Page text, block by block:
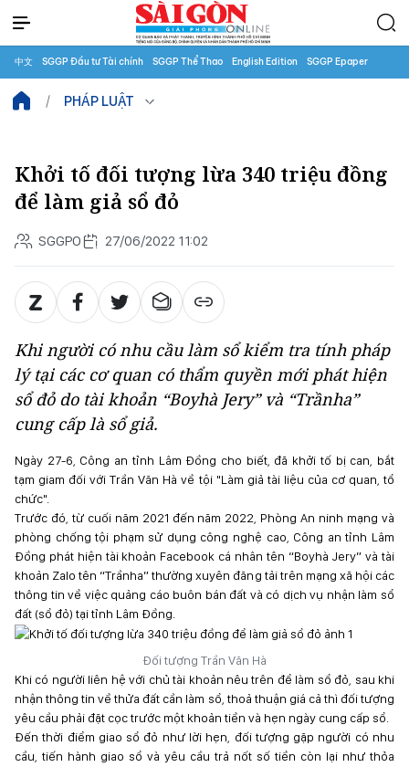
中文 SGGP Đầu tư Tài chính SGGP Thể Thao English Edition SGGP Epaper
PHÁP LUẬT
Khởi tố đối tượng lừa 340 triệu đồng
để làm giả sổ đỏ
SGGPO 27/06/2022 11:02
Khi người có nhu cầu làm sổ kiểm tra tính pháp
lý tại các cơ quan có thẩm quyền mới phát hiện
sổ đỏ do tài khoản “Boyhà Jery” và “Trầnha”
cung cấp là sổ giả.
Ngày 27-6, Công an tỉnh Lâm Đồng cho biết, đã khởi tố bị can, bắt
tạm giam đối với Trần Văn Hà về tội "Làm giả tài liệu của cơ quan, tổ
chức".
Trước đó, từ cuối năm 2021 đến năm 2022, Phòng An ninh mạng và
phòng chống tội phạm sử dụng công nghệ cao, Công an tỉnh Lâm
Đồng phát hiện tài khoản Facebook cá nhân tên “Boyhà Jery” và tài
khoản Zalo tên “Trầnha” thường xuyên đăng tải trên mạng xã hội các
thông tin về việc quảng cáo buôn bán đất và có dịch vụ nhận làm sổ
đất (sổ đỏ) tại tỉnh Lâm Đồng.
Đối tượng Trần Văn Hà
Khi có người liên hệ với chủ tài khoản nêu trên để làm sổ đỏ, sau khi
nhận thông tin về thửa đất cần làm sổ, thoả thuận giá cả thì đối tượng
yêu cầu phải đặt cọc trước một khoản tiền và hẹn ngày cung cấp sổ.
Đến thời điểm giao sổ đỏ như lời hẹn, đối tượng gặp người có nhu
cầu, tiến hành giao sổ và yêu cầu trả nốt số tiền còn lại như thỏa